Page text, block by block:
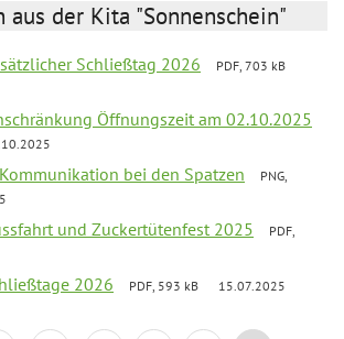
aus der Kita "Sonnenschein"
Schließtag 2026
PDF, 703 kB
Öffnungszeit am 02.10.2025
bei den Spatzen
PNG,
und Zuckertütenfest 2025
PDF,
2026 PDF, 593 kB 15.07.2025